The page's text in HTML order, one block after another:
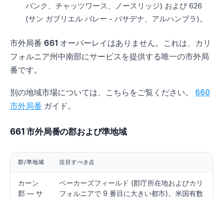
バンク、チャッツワース、ノースリッジ) および 626
(サン ガブリエル バレー - パサデナ、アルハンブラ)。
市外局番 661 オーバーレイはありません。これは、カリ
フォルニア州中南部にサービスを提供する唯一の市外局
番です。
別の地域市場については、こちらをご覧ください。
660
市外局番 ガイド。
661 市外局番の郡および準地域
郡/準地域 注目すべき点
カーン
郡 — サ
ベーカーズフィールド (郡庁所在地およびカリ
フォルニアで 9 番目に大きい都市)。米国有数